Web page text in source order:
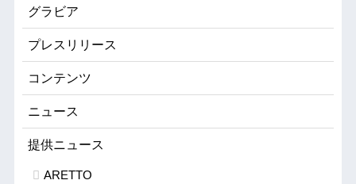
グラビア
プレスリリース
コンテンツ
ニュース
提供ニュース
ARETTO